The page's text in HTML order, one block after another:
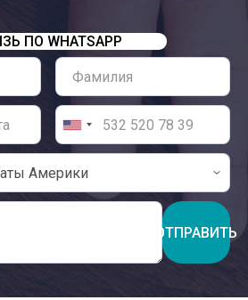
ПО WHATSAPP
ОТПРАВИТЬ